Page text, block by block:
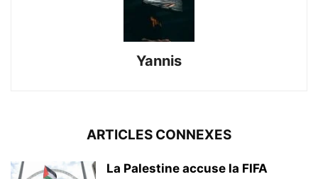
Yannis
ARTICLES CONNEXES
La Palestine accuse la FIFA